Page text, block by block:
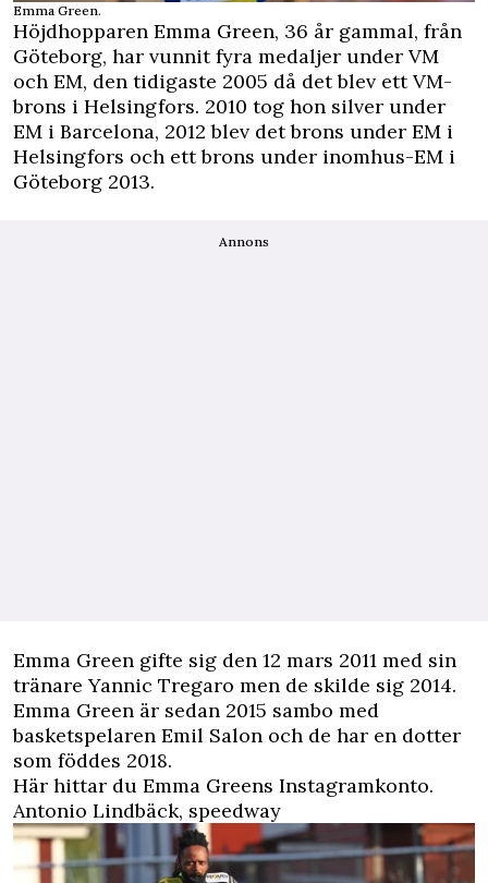
Emma Green.
Höjdhopparen Emma Green, 36 år gammal, från
Göteborg, har vunnit fyra medaljer under VM
och EM, den tidigaste 2005 då det blev ett VM-
brons i Helsingfors. 2010 tog hon silver under
EM i Barcelona, 2012 blev det brons under EM i
Helsingfors och ett brons under inomhus-EM i
Göteborg 2013.
Annons
Emma Green gifte sig den 12 mars 2011 med sin
tränare Yannic Tregaro men de skilde sig 2014.
Emma Green är sedan 2015 sambo med
basketspelaren Emil Salon och de har en dotter
som föddes 2018.
Här hittar du Emma Greens Instagramkonto.
Antonio Lindbäck, speedway